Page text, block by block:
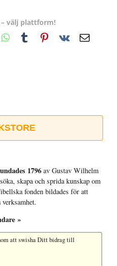
välj plattform!
WhatsApp
TumblrPinterest
Vk
E-
1796 av Gustav Wilhelm
skapa och sprida kunskap om
fonden bildades för att
»
att swisha Ditt bidrag till